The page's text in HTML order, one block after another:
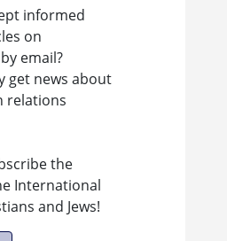
informed
on
email?
get news about
relations
the
International
and Jews!